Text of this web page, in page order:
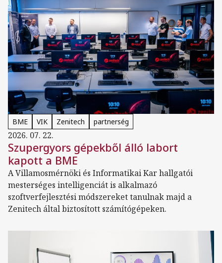
BME VIK Zenitech partnerség
2026. 07. 22.
Szupergyors gépekből álló labort
kapott a BME
A Villamosmérnöki és Informatikai Kar hallgatói
mesterséges intelligenciát is alkalmazó
szoftverfejlesztési módszereket tanulnak majd a
Zenitech által biztosított számítógépeken.